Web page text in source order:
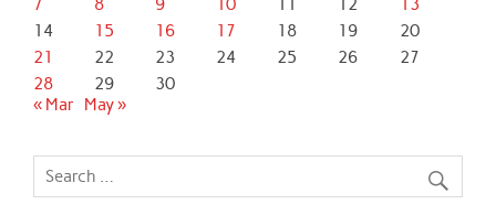
7 8 9 10 12
13
14
15 16 17 18 19
20
21
22 23 24 25 26
27
28
29
30
« Mar May »